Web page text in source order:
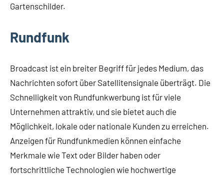
Gartenschilder.
Rundfunk
Broadcast ist ein breiter Begriff für jedes Medium, das
Nachrichten sofort über Satellitensignale überträgt. Die
Schnelligkeit von Rundfunkwerbung ist für viele
Unternehmen attraktiv, und sie bietet auch die
Möglichkeit, lokale oder nationale Kunden zu erreichen.
Anzeigen für Rundfunkmedien können einfache
Merkmale wie Text oder Bilder haben oder
fortschrittliche Technologien wie hochwertige